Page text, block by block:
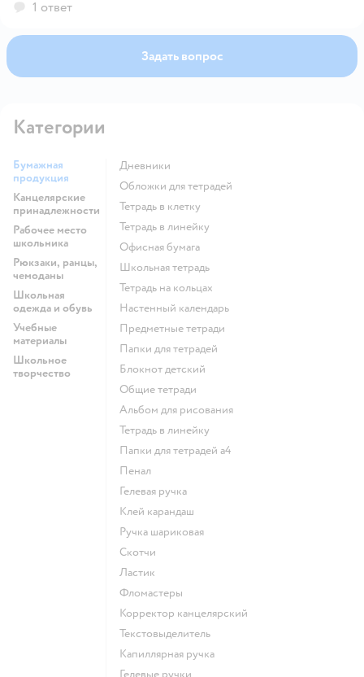
1 ответ
Задать вопрос
Категории
Бумажная
продукция
Канцелярские
принадлежности
Рабочее место
школьника
Рюкзаки, ранцы,
чемоданы
Школьная
одежда и обувь
Учебные
материалы
Школьное
творчество
Дневники
Обложки для тетрадей
Тетрадь в клетку
Тетрадь в линейку
Офисная бумага
Школьная тетрадь
Тетрадь на кольцах
Настенный календарь
Предметные тетради
Папки для тетрадей
Блокнот детский
Общие тетради
Альбом для рисования
Тетрадь в линейку
Папки для тетрадей а4
Пенал
Гелевая ручка
Клей карандаш
Ручка шариковая
Скотчи
Ластик
Фломастеры
Корректор канцелярский
Текстовыделитель
Капиллярная ручка
Гелевые ручки